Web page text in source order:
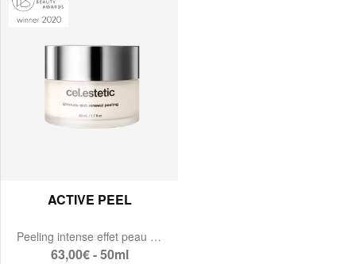
ACTIVE PEEL
Peeling intense effet peau neuve
63,00€ - 50ml